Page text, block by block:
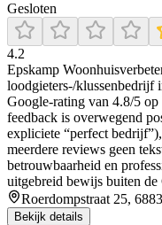
Gesloten
4.2
Epskamp
loodgieters-/klussenbedrijf
Google-rating van 4.8/5
feedback is overwegend
expliciete “perfect
meerdere reviews geen
betrouwbaarheid en
uitgebreid bewijs buiten de
Roerdompstraat 25,
Bekijk details